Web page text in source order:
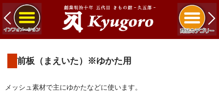
前板（まえいた）※ゆかた用
メッシュ素材で主にゆかたなどに使います。